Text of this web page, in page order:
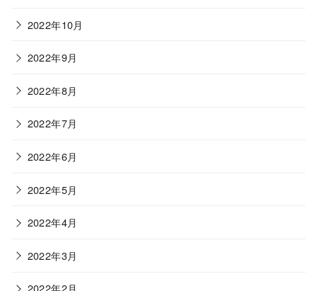
2022年10月
2022年9月
2022年8月
2022年7月
2022年6月
2022年5月
2022年4月
2022年3月